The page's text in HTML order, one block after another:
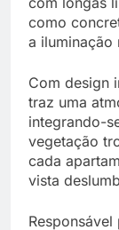
como
a iluminação
Com design
traz uma
integrando-
vegetação
cada
vista